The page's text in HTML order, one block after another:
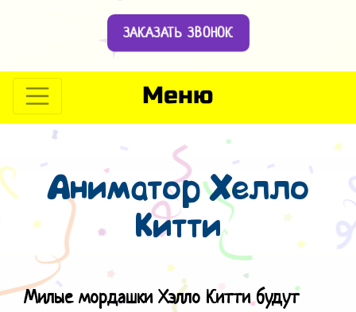
ЗАКАЗАТЬ ЗВОНОК
Меню
Аниматор Хелло
Китти
Милые мордашки Хэлло Китти будут